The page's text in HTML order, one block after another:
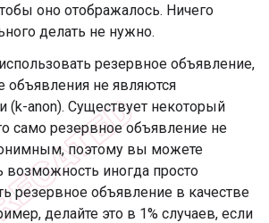
оно отображалось. Ничего
делать не нужно.
резервное объявление,
объявления не являются
anon). Существует некоторый
само резервное объявление не
поэтому вы можете
возможность иногда просто
резервное объявление в качестве
делайте это в 1% случаев, если